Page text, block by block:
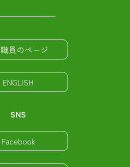
職員のページ
ENGLISH
SNS
Facebook